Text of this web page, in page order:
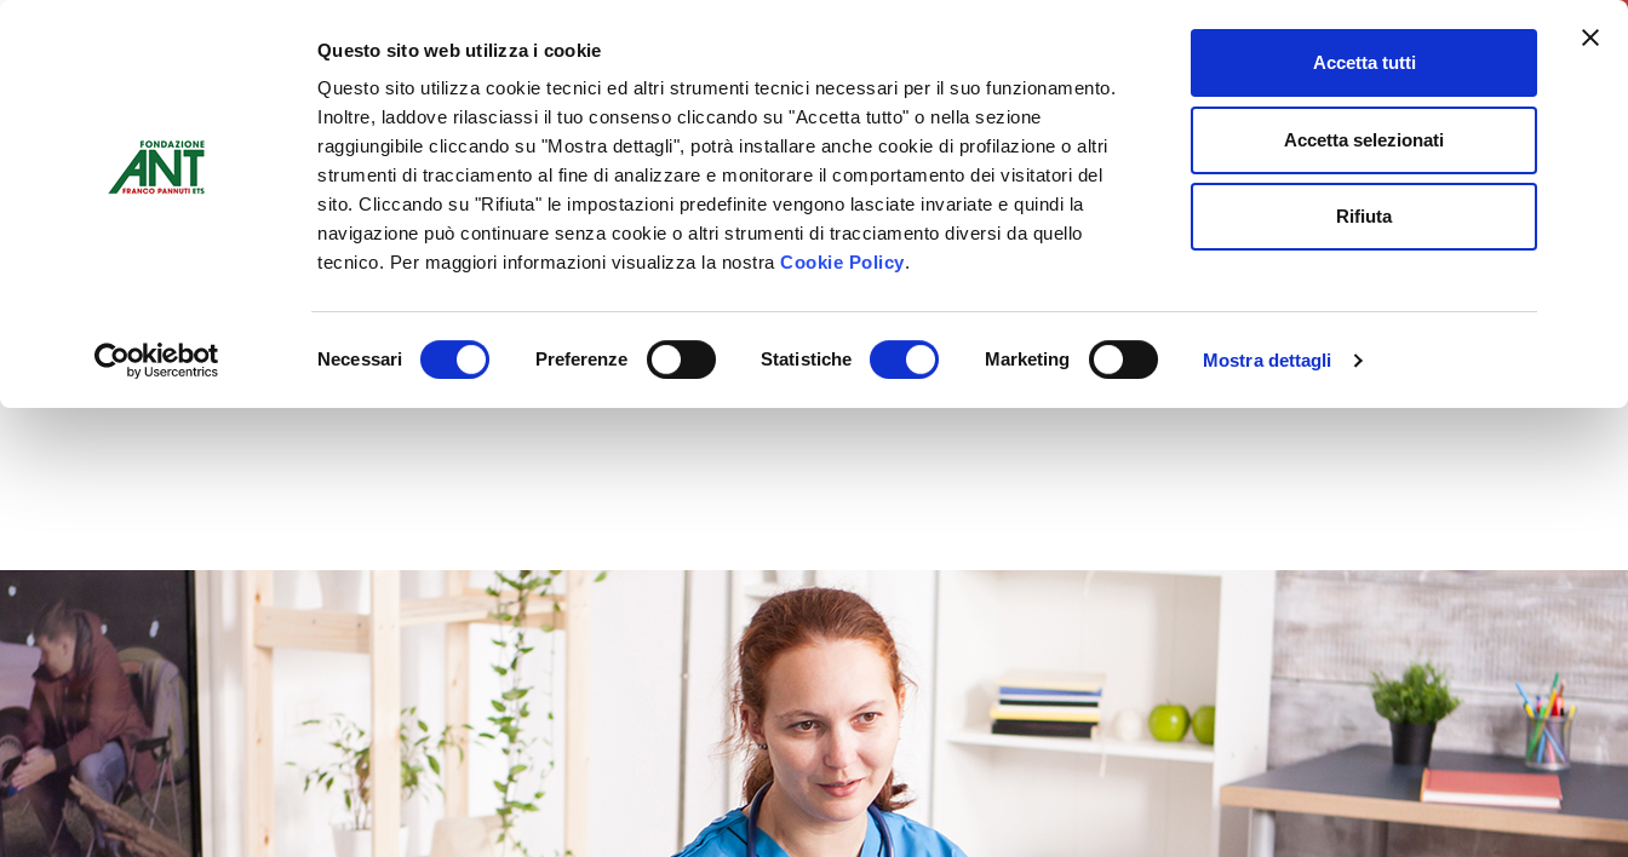
Questo sito web utilizza i cookie
Questo sito utilizza cookie tecnici ed altri strumenti tecnici necessari per il suo funzionamento.
Inoltre, laddove rilasciassi il tuo consenso cliccando su "Accetta tutto" o nella sezione
raggiungibile cliccando su "Mostra dettagli", potrà installare anche cookie di profilazione o altri
strumenti di tracciamento al fine di analizzare e monitorare il comportamento dei visitatori del
sito. Cliccando su "Rifiuta" le impostazioni predefinite vengono lasciate invariate e quindi la
navigazione può continuare senza cookie o altri strumenti di tracciamento diversi da quello
tecnico. Per maggiori informazioni visualizza la nostraCookie Policy.
del
Necessari Preferenze Statistiche Marketing Mostra dettagli
Accetta tutti
Accetta selezionati
Rifiuta
Charity Point
Chi siamo
Sedi Locali
Contattaci
DONA ORA